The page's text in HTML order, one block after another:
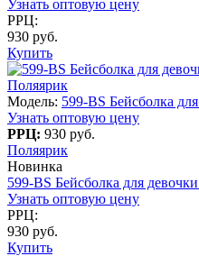
Узнать оптовую цену
РРЦ:
930 руб.
Купить
Поляярик
Модель: 599-BS Бейсболка
Узнать оптовую цену
РРЦ: 930 руб.
Поляярик
Новинка
599-BS Бейсболка для
Узнать оптовую цену
РРЦ:
930 руб.
Купить